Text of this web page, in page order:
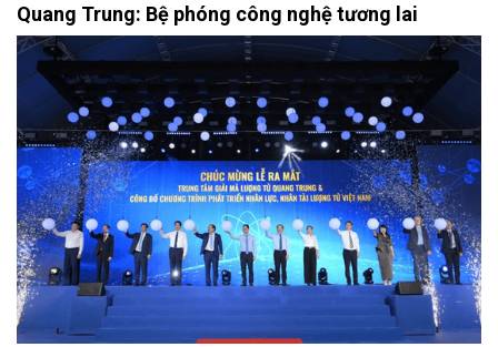
Quang Trung: Bệ phóng công nghệ tương lai